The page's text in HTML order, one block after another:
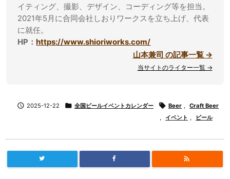
イティング、撮影、デザイン、コーディング等を担当。
2021年5月に合同会社しおりワークスを立ち上げ、代表
に就任。
HP：https://www.shioriworks.com/
山本兼司 の記事一覧 →
当サイトのライター一覧 →
 2025-12-22  全国ビールイベントカレンダー  Beer , Craft Beer
,
イベント , ビール
